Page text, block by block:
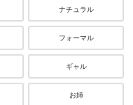
ナチュラル
フォーマル
ギャル
お姉